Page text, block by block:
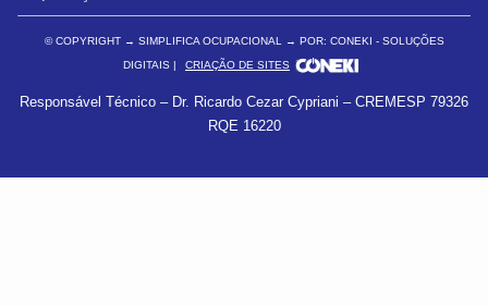
© COPYRIGHT → SIMPLIFICA OCUPACIONAL → POR: CONEKI - SOLUÇÕES
DIGITAIS |
CRIAÇÃO DE SITES
Responsável Técnico – Dr. Ricardo Cezar Cypriani – CREMESP 79326
RQE 16220